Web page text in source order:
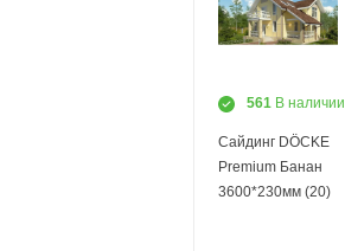
561 В наличии
Сайдинг DÖCKE
Premium Банан
3600*230мм (20)